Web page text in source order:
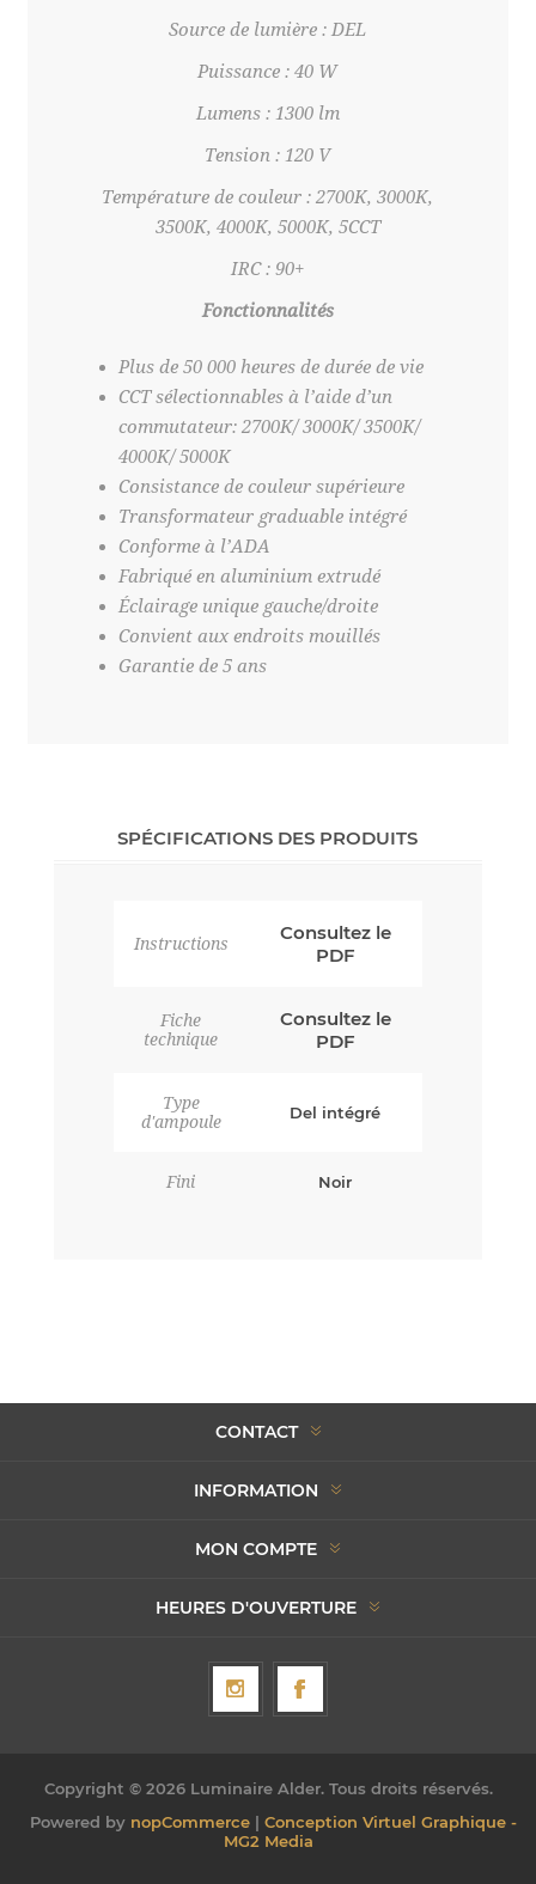
Source de lumière : DEL
Puissance : 40 W
Lumens : 1300 lm
Tension : 120 V
Température de couleur : 2700K, 3000K,
3500K, 4000K, 5000K, 5CCT
IRC : 90+
Fonctionnalités
Plus de 50 000 heures de durée de vie
CCT sélectionnables à l’aide d’un
commutateur: 2700K/ 3000K/ 3500K/
4000K/ 5000K
Consistance de couleur supérieure
Transformateur graduable intégré
Conforme à l’ADA
Fabriqué en aluminium extrudé
Éclairage unique gauche/droite
Convient aux endroits mouillés
Garantie de 5 ans
SPÉCIFICATIONS DES PRODUITS
Instructions
Consultez le
PDF
Fiche
technique
Consultez le
PDF
Type
d'ampoule
Del intégré
Fini Noir
CONTACT
INFORMATION
MON COMPTE
HEURES D'OUVERTURE
Copyright © 2026 Luminaire Alder. Tous droits réservés.
Powered by nopCommerce| Conception Virtuel Graphique -
MG2 Media